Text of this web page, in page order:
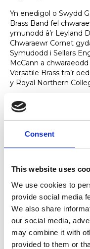
Consent
This website uses
We use cookies to
provide social media
We also share
our social media,
may combine it with
provided to them or
Yn enedigol o Swydd
Brass Band fel
ymunodd â’r Leyland
Chwaraewr Cornet
Symudodd i Sellers
McCann a
Versatile Brass tra’r
y Royal Northern
Yn ystod ei
Guildhall, anrhydedd
Chwaraewr Trymped
Gymuned
De America a
â gweddill Ewrop a
Arbenigedd
Ym 1997, daeth Dean
Opera Cenedlaethol
heddiw. Bu Dean ar
Cymru ers 2005. Mae